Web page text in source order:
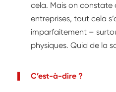
cela. Mais on constate
entreprises, tout cela
imparfaitement –
physiques. Quid de la
C’est-à-dire ?